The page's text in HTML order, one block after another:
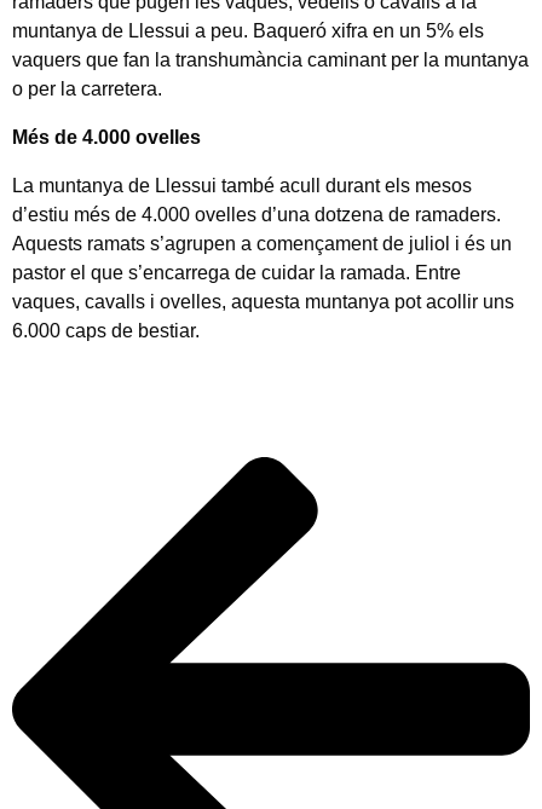
muntanya de Llessui a peu. Baqueró xifra en un 5% els
vaquers que fan la transhumància caminant per la muntanya
o per la carretera.
Més de 4.000 ovelles
La muntanya de Llessui també acull durant els mesos
d’estiu més de 4.000 ovelles d’una dotzena de ramaders.
Aquests ramats s’agrupen a començament de juliol i és un
pastor el que s’encarrega de cuidar la ramada. Entre
vaques, cavalls i ovelles, aquesta muntanya pot acollir uns
6.000 caps de bestiar.